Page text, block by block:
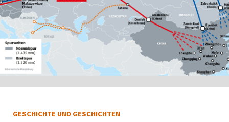
GESCHICHTE UND GESCHICHTEN